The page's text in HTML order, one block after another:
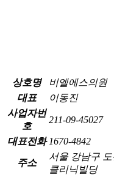
상호명
비엘에스의원
대표
이동진
사업자번
호
211-09-45027
대표전화 1670-4842
주소
서울 강남구 도
클리닉빌딩